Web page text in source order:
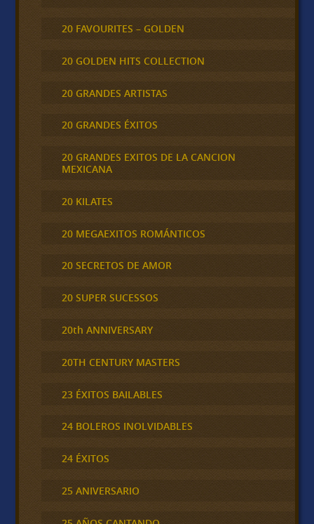
20 FAVOURITES – GOLDEN
20 GOLDEN HITS COLLECTION
20 GRANDES ARTISTAS
20 GRANDES ÉXITOS
20 GRANDES EXITOS DE LA CANCION
MEXICANA
20 KILATES
20 MEGAEXITOS ROMÁNTICOS
20 SECRETOS DE AMOR
20 SUPER SUCESSOS
20th ANNIVERSARY
20TH CENTURY MASTERS
23 ÉXITOS BAILABLES
24 BOLEROS INOLVIDABLES
24 ÉXITOS
25 ANIVERSARIO